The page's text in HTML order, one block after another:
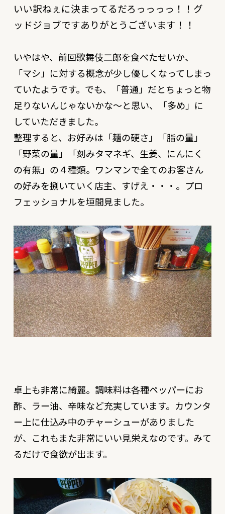
いい訳ねぇに決まってるだろっっっっ！！グ
ッドジョブですありがとうございます！！
いやはや、前回歌舞伎二郎を食べたせいか、
「マシ」に対する概念が少し優しくなってしまっ
ていたようです。でも、「普通」だとちょっと物
足りないんじゃないかな〜と思い、「多め」に
していただきました。
整理すると、お好みは「麺の硬さ」「脂の量」
「野菜の量」「刻みタマネギ、生姜、にんにく
の有無」の４種類。ワンマンで全てのお客さん
の好みを捌いていく店主、すげえ・・・。プロ
フェッショナルを垣間見ました。
卓上も非常に綺麗。調味料は各種ペッパーにお
酢、ラー油、辛味など充実しています。カウンタ
ー上に仕込み中のチャーシューがありました
が、これもまた非常にいい見栄えなのです。みて
るだけで食欲が出ます。